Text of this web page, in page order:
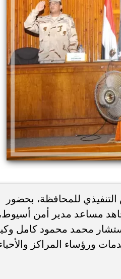
للمحافظة، بحضور
مساعد مدير أمن
محمد محمود كامل
ورؤساء المراكز
ملك قورة ويوسف عثمان..
عائلي مرتقب في الساحل